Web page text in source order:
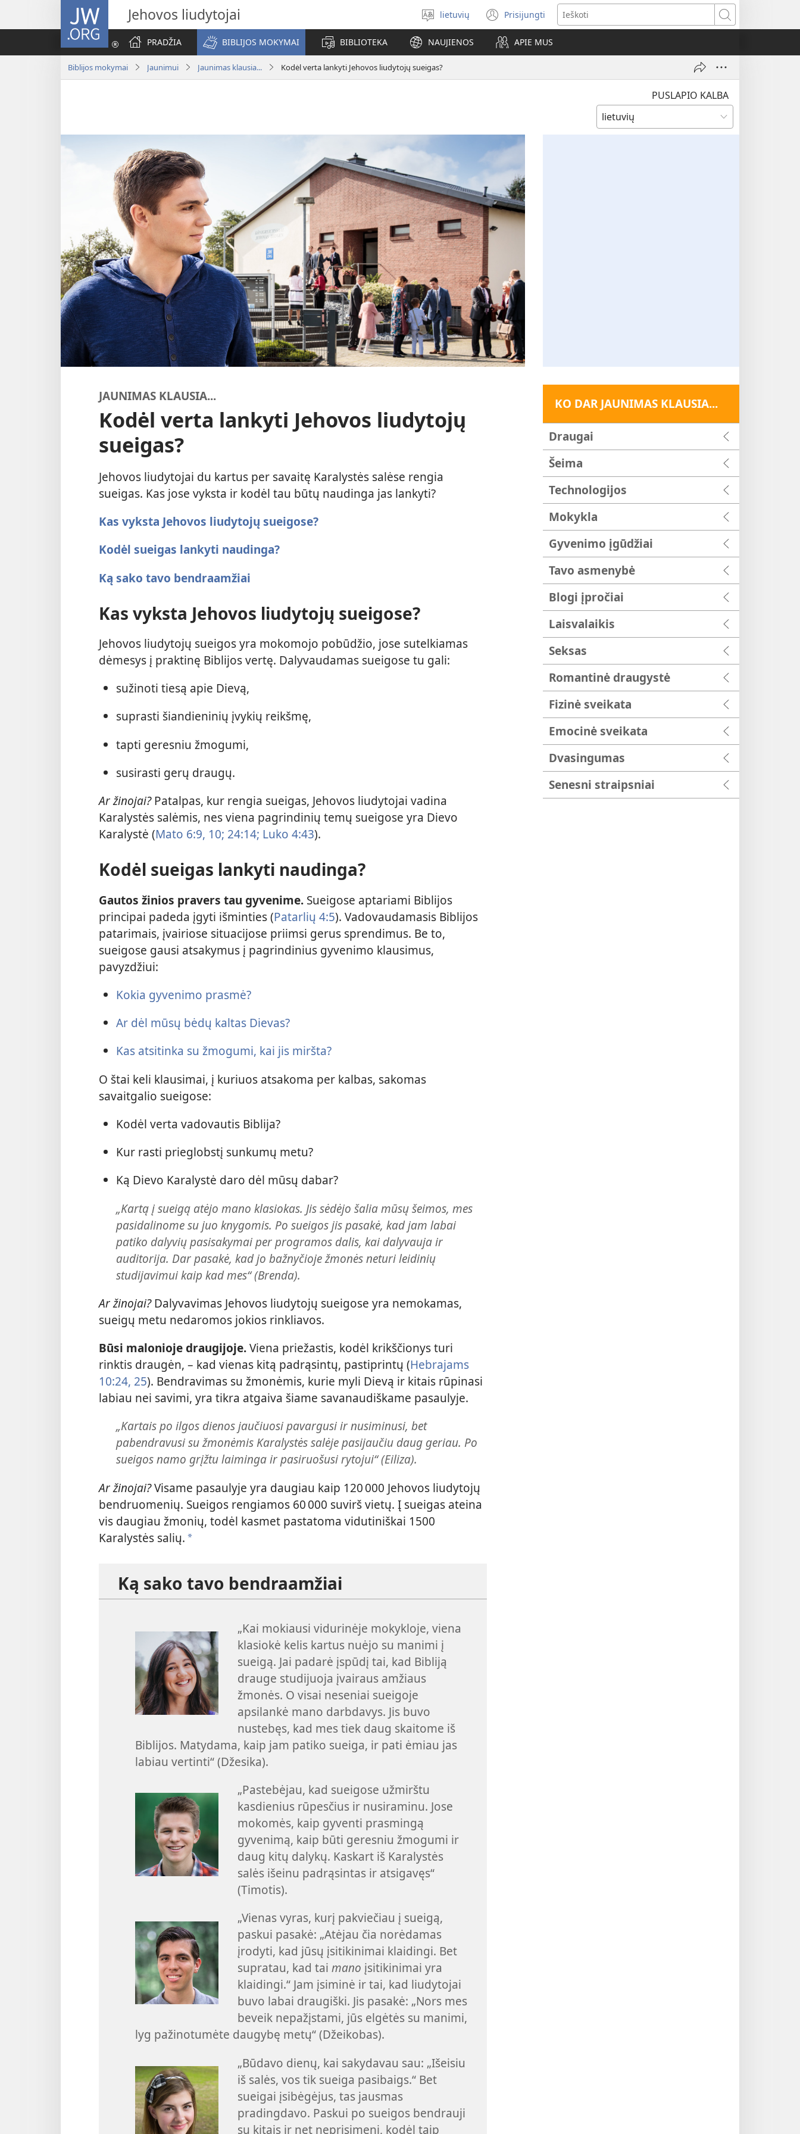
JW.ORG Jehovos liudytojai
Pasirinkite
kalbą
lietuvių Prisijungti
(atsiveria
naujas
langas)
Ieškoti
PRADŽIA
BIBLIJOS MOKYMAI BIBLIOTEKA NAUJIENOS APIE MUS
Biblijos mokymai Jaunimui Jaunimas klausia... Kodėl verta lankyti Jehovos liudytojų sueigas?
PUSLAPIO KALBA
JAUNIMAS KLAUSIA...
Kodėl verta lankyti Jehovos liudytojų
sueigas?
Jehovos liudytojai du kartus per savaitę Karalystės salėse rengia
sueigas. Kas jose vyksta ir kodėl tau būtų naudinga jas lankyti?
Kas vyksta Jehovos liudytojų sueigose?
Kodėl sueigas lankyti naudinga?
Ką sako tavo bendraamžiai
Kas vyksta Jehovos liudytojų sueigose?
Jehovos liudytojų sueigos yra mokomojo pobūdžio, jose sutelkiamas
dėmesys į praktinę Biblijos vertę. Dalyvaudamas sueigose tu gali:
sužinoti tiesą apie Dievą,
suprasti šiandieninių įvykių reikšmę,
tapti geresniu žmogumi,
susirasti gerų draugų.
Ar žinojai?Patalpas, kur rengia sueigas, Jehovos liudytojai vadina
Karalystės salėmis, nes viena pagrindinių temų sueigose yra Dievo
Karalystė (Mato 6:9, 10; 24:14; Luko 4:43).
Kodėl sueigas lankyti naudinga?
Gautos žinios pravers tau gyvenime. Sueigose aptariami Biblijos
principai padeda įgyti išminties (Patarlių 4:5). Vadovaudamasis Biblijos
patarimais, įvairiose situacijose priimsi gerus sprendimus. Be to,
sueigose gausi atsakymus į pagrindinius gyvenimo klausimus,
pavyzdžiui:
Kokia gyvenimo prasmė?
Ar dėl mūsų bėdų kaltas Dievas?
Kas atsitinka su žmogumi, kai jis miršta?
O štai keli klausimai, į kuriuos atsakoma per kalbas, sakomas
savaitgalio sueigose:
Kodėl verta vadovautis Biblija?
Kur rasti prieglobstį sunkumų metu?
Ką Dievo Karalystė daro dėl mūsų dabar?
„Kartą į sueigą atėjo mano klasiokas. Jis sėdėjo šalia mūsų šeimos, mes
pasidalinome su juo knygomis. Po sueigos jis pasakė, kad jam labai
patiko dalyvių pasisakymai per programos dalis, kai dalyvauja ir
auditorija. Dar pasakė, kad jo bažnyčioje žmonės neturi leidinių
studijavimui kaip kad mes“ (Brenda).
Ar žinojai?Dalyvavimas Jehovos liudytojų sueigose yra nemokamas,
sueigų metu nedaromos jokios rinkliavos.
Būsi malonioje draugijoje.Viena priežastis, kodėl krikščionys turi
rinktis draugėn, – kad vienas kitą padrąsintų, pastiprintų (Hebrajams
10:24, 25). Bendravimas su žmonėmis, kurie myli Dievą ir kitais rūpinasi
labiau nei savimi, yra tikra atgaiva šiame savanaudiškame pasaulyje.
„Kartais po ilgos dienos jaučiuosi pavargusi ir nusiminusi, bet
pabendravusi su žmonėmis Karalystės salėje pasijaučiu daug geriau. Po
sueigos namo grįžtu laiminga ir pasiruošusi rytojui“ (Eiliza).
Ar žinojai?Visame pasaulyje yra daugiau kaip 120 000 Jehovos liudytojų
bendruomenių. Sueigos rengiamos 60 000 suvirš vietų. Į sueigas ateina
vis daugiau žmonių, todėl kasmet pastatoma vidutiniškai 1500
Karalystės salių. a
Ką sako tavo bendraamžiai
„Kai mokiausi vidurinėje mokykloje, viena
klasiokė kelis kartus nuėjo su manimi į
sueigą. Jai padarė įspūdį tai, kad Bibliją
drauge studijuoja įvairaus amžiaus
žmonės. O visai neseniai sueigoje
apsilankė mano darbdavys. Jis buvo
nustebęs, kad mes tiek daug skaitome iš
Biblijos. Matydama, kaip jam patiko sueiga, ir pati ėmiau jas
labiau vertinti“ (Džesika).
„Pastebėjau, kad sueigose užmirštu
kasdienius rūpesčius ir nusiraminu. Jose
mokomės, kaip gyventi prasmingą
gyvenimą, kaip būti geresniu žmogumi ir
daug kitų dalykų. Kaskart iš Karalystės
salės išeinu padrąsintas ir atsigavęs“
(Timotis).
„Vienas vyras, kurį pakviečiau į sueigą,
paskui pasakė: „Atėjau čia norėdamas
įrodyti, kad jūsų įsitikinimai klaidingi. Bet
supratau, kad tai mano įsitikinimai yra
klaidingi.“ Jam įsiminė ir tai, kad liudytojai
buvo labai draugiški. Jis pasakė: „Nors mes
beveik nepažįstami, jūs elgėtės su manimi,
lyg pažinotumėte daugybę metų“ (Džeikobas).
„Būdavo dienų, kai sakydavau sau: „Išeisiu
iš salės, vos tik sueiga pasibaigs.“ Bet
sueigai įsibėgėjus, tas jausmas
pradingdavo. Paskui po sueigos bendrauji
su kitais ir net neprisimeni, kodėl taip
KO DAR JAUNIMAS KLAUSIA...
Draugai
Šeima
Technologijos
Mokykla
Gyvenimo įgūdžiai
Tavo asmenybė
Blogi įpročiai
Laisvalaikis
Seksas
Romantinė draugystė
Fizinė sveikata
Emocinė sveikata
Dvasingumas
Senesni straipsniai